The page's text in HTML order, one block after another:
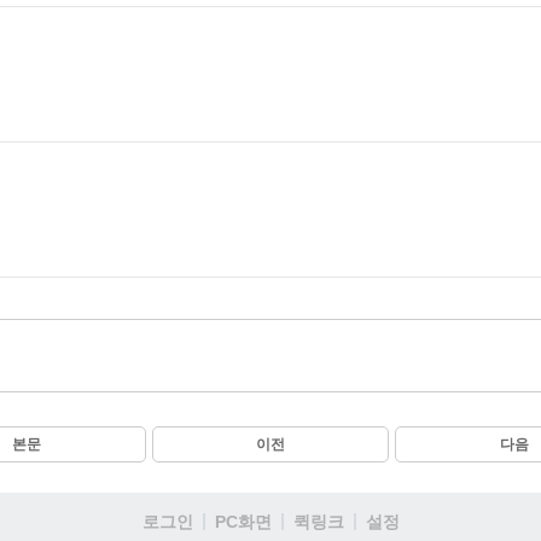
본문 이전 다음
로그인 PC화면 퀵링크 설정